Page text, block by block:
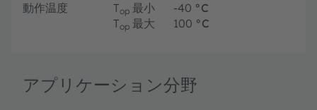
動作温度 Top 最小 -40 °C
Top 最大 100 °C
アプリケーション分野